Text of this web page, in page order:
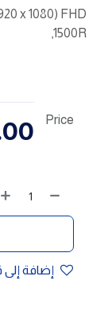
x 1080) FHD
,1500R
إضافة إلى
Price